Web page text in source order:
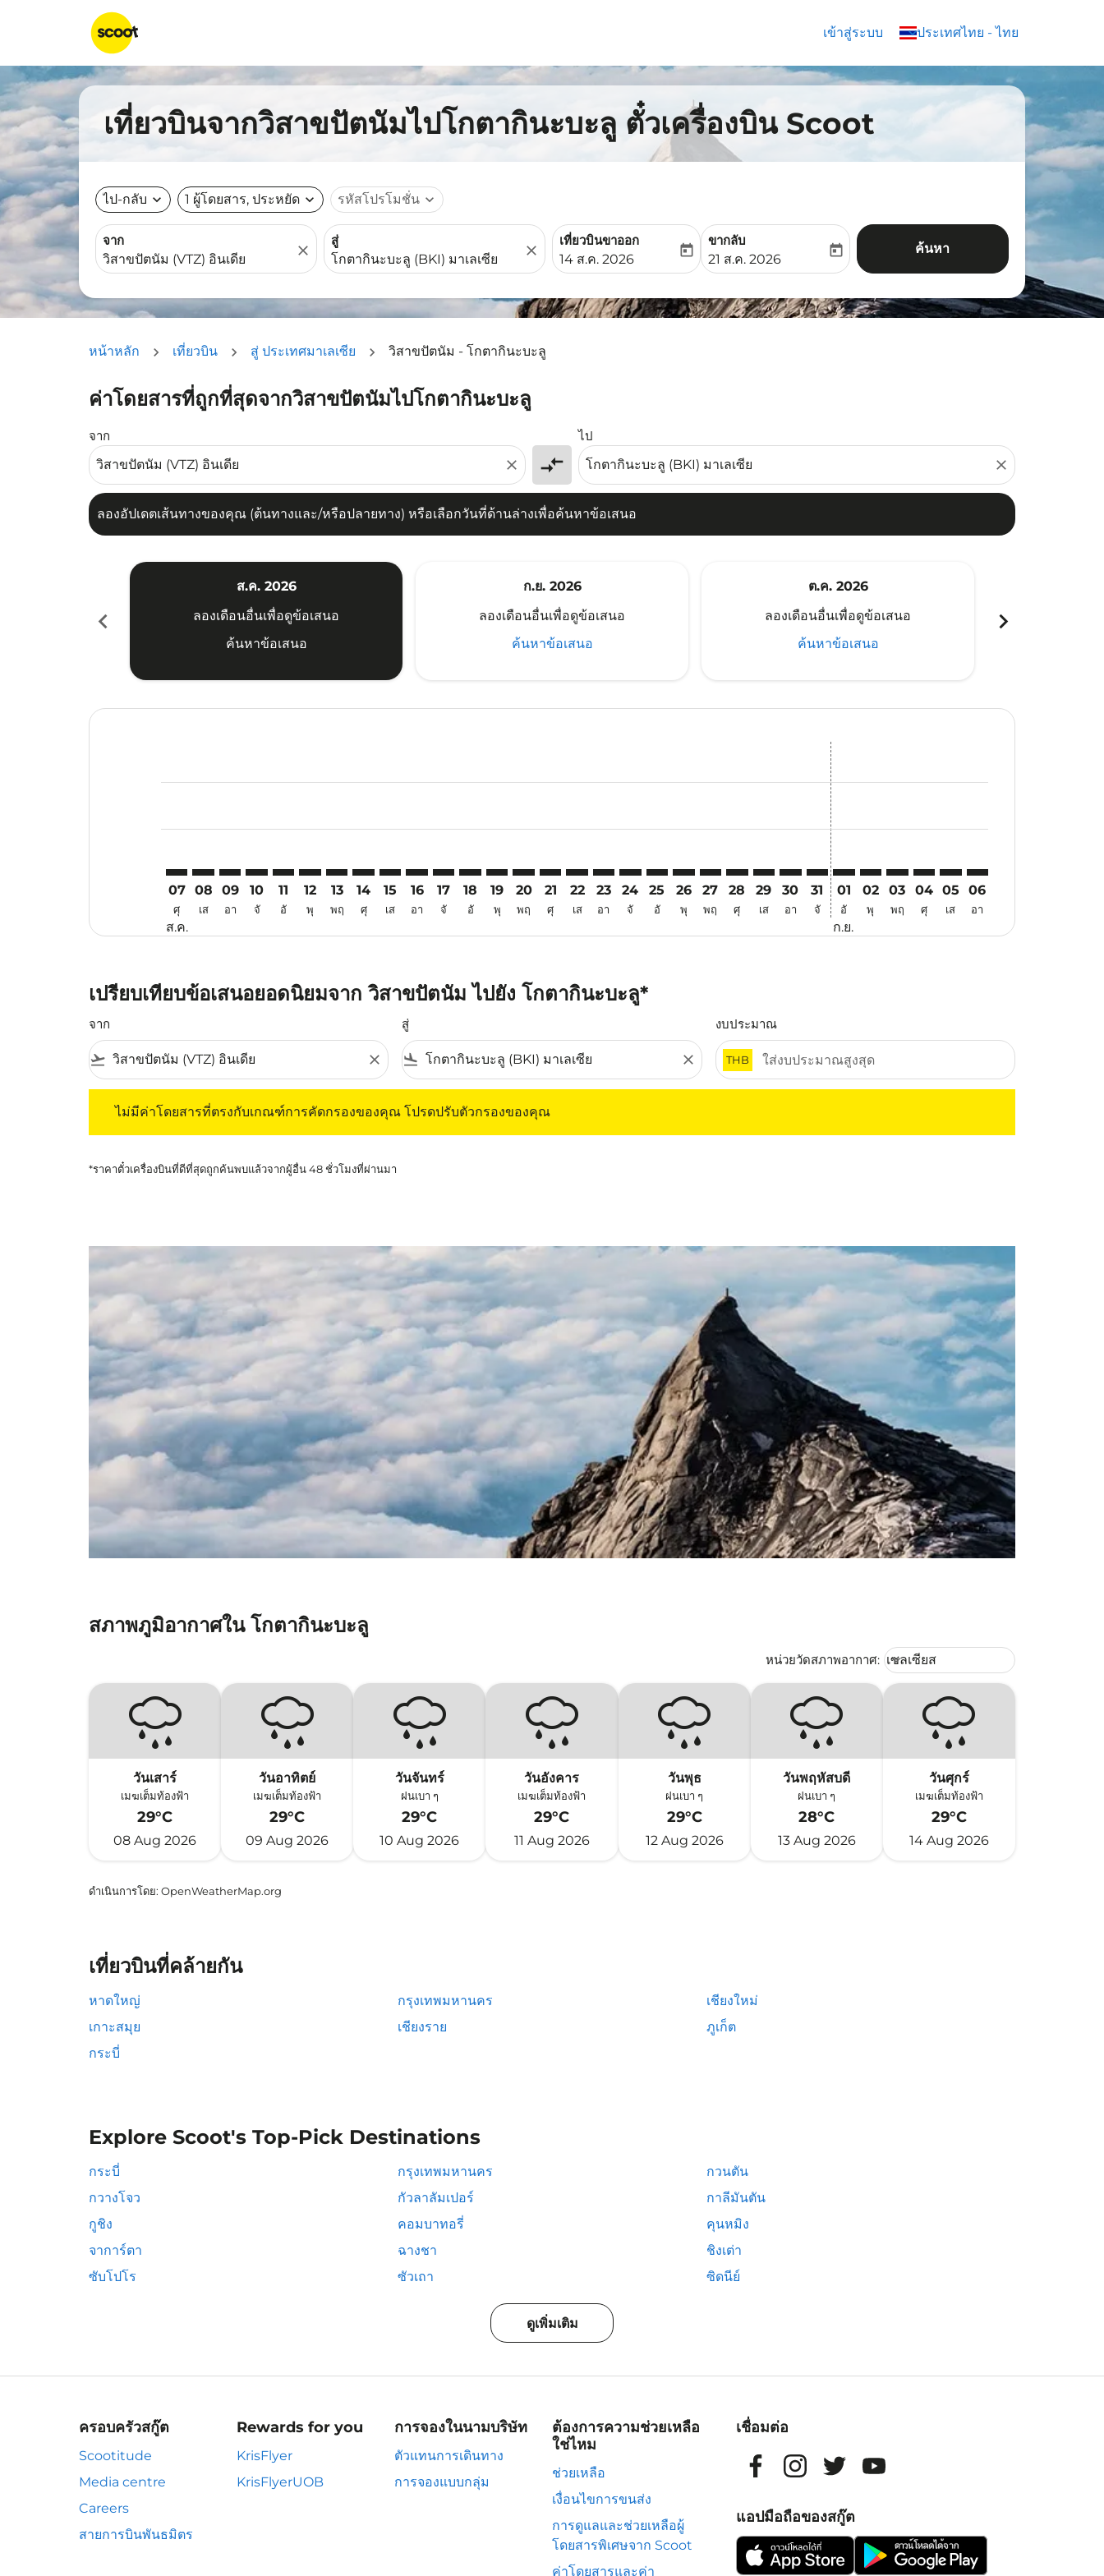
เข้าสู่ระบบ ประเทศไทย - ไทย
keyboard_arrow_down
เที่ยวบินจากวิสาขปัตนัมไปโกตากินะบะลู ตั๋วเครื่องบิน Scoot
ไป-กลับ expand_more 1 ผู้โดยสาร, ประหยัด expand_more รหัสโปรโมชั่น expand_more
จาก
close
สู่
close
เที่ยวบินขาออก
fc-booking-departure-date-aria-label
14 ส.ค. 2026
today
ขากลับ
fc-booking-return-date-aria-label
21 ส.ค. 2026
today ค้นหา
หน้าหลัก เที่ยวบิน สู่ ประเทศมาเลเซีย วิสาขปัตนัม - โกตากินะบะลู
ค่าโดยสารที่ถูกที่สุดจากวิสาขปัตนัมไปโกตากินะบะลู
จาก
close compare_arrows
ไป
close
ลองอัปเดตเส้นทางของคุณ (ต้นทางและ/หรือปลายทาง) หรือเลือกวันที่ด้านล่างเพื่อค้นหาข้อเสนอ
ลองอัปเดตเส้นทางของคุณ (ต้นทางและ/หรือปลายทาง) หรือเลือกวันที่ด้านล่างเพื่อค้นหาข้อเสนอ
chevron_left
ส.ค. 2026
ลองเดือนอื่นเพื่อดูข้อเสนอ
ค้นหาข้อเสนอ
ก.ย. 2026
ลองเดือนอื่นเพื่อดูข้อเสนอ
ค้นหาข้อเสนอ
ต.ค. 2026
ลองเดือนอื่นเพื่อดูข้อเสนอ
ค้นหาข้อเสนอ
chevron_right
07
ศุ
ส.ค.
08
เส
09
อา
10
จั
11
อั
12
พุ
13
พฤ
14
ศุ
15
เส
16
อา
17
จั
18
อั
19
พุ
20
พฤ
VTZ–BKI: cmp-view-offers-disclaimer. ค้นหาข้อเสนอ
21
ศุ
VTZ–BKI: cmp-view-offers-disclaimer. ค้นหาข้อเสนอ
22
เส
VTZ–BKI: cmp-view-offers-disclaimer. ค้นหาข้อเสนอ
23
อา
VTZ–BKI: cmp-view-offers-disclaimer. ค้นหาข้อเสนอ
24
จั
VTZ–BKI: cmp-view-offers-disclaimer. ค้นหาข้อเสนอ
25
อั
VTZ–BKI: cmp-view-offers-disclaimer. ค้นหาข้อเสนอ
26
พุ
VTZ–BKI: cmp-view-offers-disclaimer. ค้นหาข้อเสนอ
27
พฤ
VTZ–BKI: cmp-view-offers-disclaimer. ค้นหาข้อเสนอ
28
ศุ
VTZ–BKI: cmp-view-offers-disclaimer. ค้นหาข้อเสนอ
29
เส
VTZ–BKI: cmp-view-offers-disclaimer. ค้นหาข้อเสนอ
30
อา
VTZ–BKI: cmp-view-offers-disclaimer. ค้นหาข้อเ
31
จั
01
อั
ก.ย.
02
พุ
03
พฤ
04
ศุ
05
เส
06
อา
เปรียบเทียบข้อเสนอยอดนิยมจาก วิสาขปัตนัม ไปยัง โกตากินะบะลู*
จาก
flight_takeoff close
สู่
flight_land close
งบประมาณ
THB
ไม่มีค่าโดยสารที่ตรงกับเกณฑ์การคัดกรองของคุณ โปรดปรับตัวกรองของคุณ
*ราคาตั๋วเครื่องบินที่ดีที่สุดถูกค้นพบแล้วจากผู้อื่น 48 ชั่วโมงที่ผ่านมา
สภาพภูมิอากาศใน โกตากินะบะลู
หน่วยวัดสภาพอากาศ: Weather unit option เซลเซียส
เซลเซียส
keyboard_arrow_down
วันเสาร์
เมฆเต็มท้องฟ้า
29°C
08 Aug 2026
วันอาทิตย์
เมฆเต็มท้องฟ้า
29°C
09 Aug 2026
วันจันทร์
ฝนเบา ๆ
29°C
10 Aug 2026
วันอังคาร
เมฆเต็มท้องฟ้า
29°C
11 Aug 2026
วันพุธ
ฝนเบา ๆ
29°C
12 Aug 2026
วันพฤหัสบดี
ฝนเบา ๆ
28°C
13 Aug 2026
วันศุกร์
เมฆเต็มท้องฟ้า
29°C
14 Aug 2026
ดำเนินการโดย: OpenWeatherMap.org
เที่ยวบินที่คล้ายกัน
หาดใหญ่ กรุงเทพมหานคร
เชียงใหม่
เกาะสมุย
เชียงราย
ภูเก็ต
กระบี่
Explore Scoot's Top-Pick Destinations
กระบี่ กรุงเทพมหานคร
กวนตัน
กวางโจว
กัวลาลัมเปอร์
กาลีมันตัน
กูชิง
คอมบาทอรี่
คุนหมิง
จาการ์ตา
ฉางชา
ชิงเต่า
ซับโปโร
ซัวเถา ซิดนีย์
ดูเพิ่มเติม
ครอบครัวสกู๊ต
Scootitude
Media centre
Careers
สายการบินพันธมิตร
Rewards for you
KrisFlyer
KrisFlyerUOB
การจองในนามบริษัท
ตัวแทนการเดินทาง
การจองแบบกลุ่ม
ต้องการความช่วยเหลือ
ใช่ไหม
ช่วยเหลือ
เงื่อนไขการขนส่ง
การดูแลและช่วยเหลือผู้
โดยสารพิเศษจาก Scoot
ค่าโดยสารและค่า
เชื่อมต่อ
แอปมือถือของสกู๊ต